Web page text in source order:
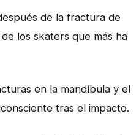
de la fractura de
los skaters que más ha
en la mandíbula y el
tras el impacto.